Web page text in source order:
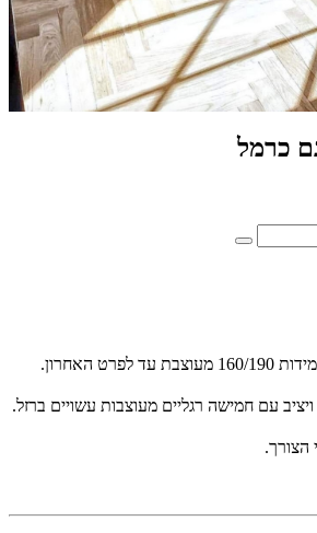
כרמל
האחרון.
עם חמישה רגליים מעוצבות עשויים ברזל.
הצורך.